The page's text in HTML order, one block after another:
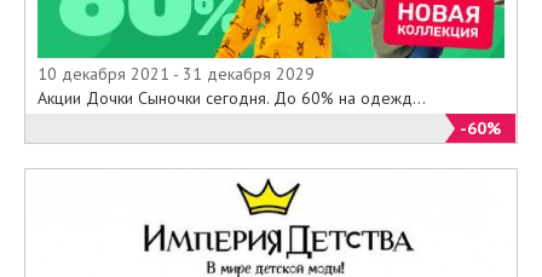
10 декабря 2021 - 31 декабря 2029
Акции Дочки Сыночки сегодня. До 60% на одежд...
-60%